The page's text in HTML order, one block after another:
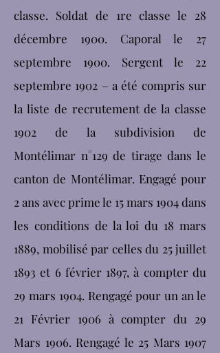
classe. Soldat de 1re classe le 28
décembre 1900. Caporal le 27
septembre 1900. Sergent le 22
septembre 1902 – a été compris sur
la liste de recrutement de la classe
1902 de la subdivision de
Montélimar n°129 de tirage dans le
canton de Montélimar. Engagé pour
2 ans avec prime le 15 mars 1904 dans
les conditions de la loi du 18 mars
1889, mobilisé par celles du 25 juillet
1893 et 6 février 1897, à compter du
29 mars 1904. Rengagé pour un an le
21 Février 1906 à compter du 29
Mars 1906. Rengagé le 25 Mars 1907